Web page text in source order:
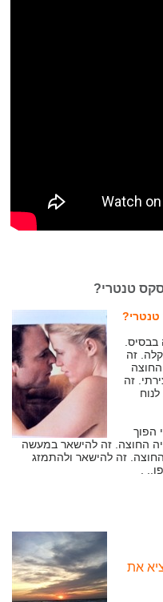
טנטרי?
זה
זה
הפוך
החוצה. זה להישאר במעשה
זה להישאר ולהתמזג
.
את